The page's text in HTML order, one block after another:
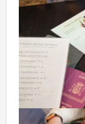
waarbij u
huiswijn,
niet voor
Komen jullie
voor dit
minimale
minder